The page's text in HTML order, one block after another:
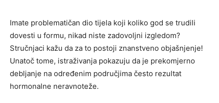
Imate problematičan dio tijela koji koliko god se trudili
dovesti u formu, nikad niste zadovoljni izgledom?
Stručnjaci kažu da za to postoji znanstveno objašnjenje!
Unatoč tome, istraživanja pokazuju da je prekomjerno
debljanje na određenim područjima često rezultat
hormonalne neravnoteže.